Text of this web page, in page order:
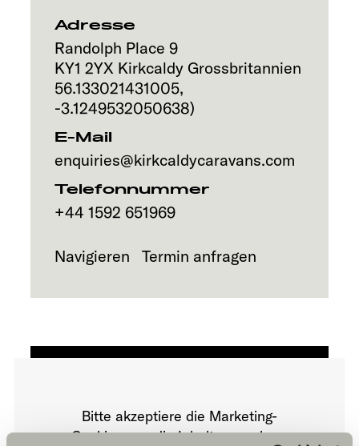
Adresse
Randolph Place 9
KY1 2YX Kirkcaldy Grossbritannien
56.133021431005,
-3.1249532050638)
E-Mail
enquiries@kirkcaldycaravans.com
Telefonnummer
+44 1592 651969
Navigieren Termin anfragen
Bitte akzeptiere die Marketing-
Cookies, um die Inhalte zu sehen.